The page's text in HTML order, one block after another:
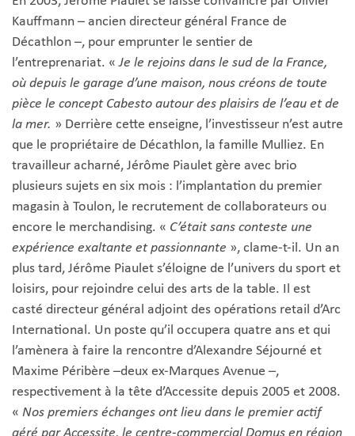
Kauffmann – ancien directeur général France de
Décathlon –, pour emprunter le sentier de
l’entreprenariat. «Je le rejoins dans le sud de la France,
où depuis le garage d’une maison, nous créons de toute
pièce le concept Cabesto autour des plaisirs de l’eau et de
la mer. » Derrière cette enseigne, l’investisseur n’est autre
que le propriétaire de Décathlon, la famille Mulliez. En
travailleur acharné, Jérôme Piaulet gère avec brio
plusieurs sujets en six mois : l’implantation du premier
magasin à Toulon, le recrutement de collaborateurs ou
encore le merchandising. « C’était sans conteste une
expérience exaltante et passionnante », clame-t-il. Un an
plus tard, Jérôme Piaulet s’éloigne de l’univers du sport et
loisirs, pour rejoindre celui des arts de la table. Il est
casté directeur général adjoint des opérations retail d’Arc
International. Un poste qu’il occupera quatre ans et qui
l’amènera à faire la rencontre d’Alexandre Séjourné et
Maxime Péribère –deux ex-Marques Avenue –,
respectivement à la tête d’Accessite depuis 2005 et 2008.
« Nos premiers échanges ont lieu dans le premier actif
géré par Accessite, le centre-commercial Domus en région